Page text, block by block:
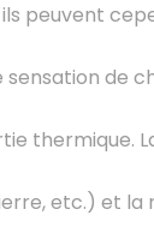
peuvent
de
etc.) et